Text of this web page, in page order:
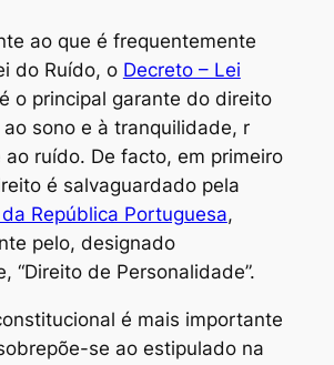
ao que é frequentemente
do Ruído, o Decreto – Lei
o principal garante do direito
sono e à tranquilidade, r
ruído. De facto, em primeiro
é salvaguardado pela
República Portuguesa,
pelo, designado
“Direito de Personalidade”.
é mais importante
se ao estipulado na